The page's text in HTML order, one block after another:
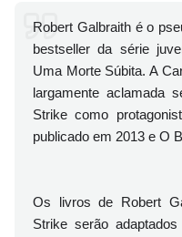
Robert Galbraith é o
bestseller da série
Uma Morte Súbita. A
largamente aclamada
Strike como
publicado em 2013 e O
Os livros de Robert
Strike serão